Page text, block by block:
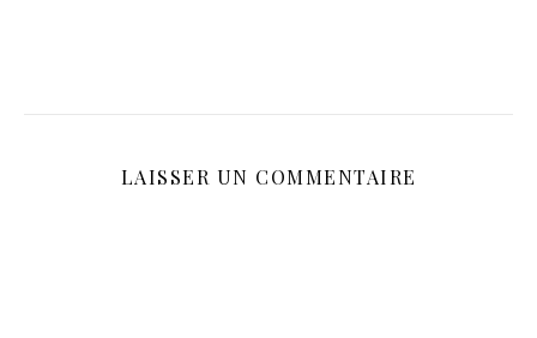
LAISSER UN COMMENTAIRE